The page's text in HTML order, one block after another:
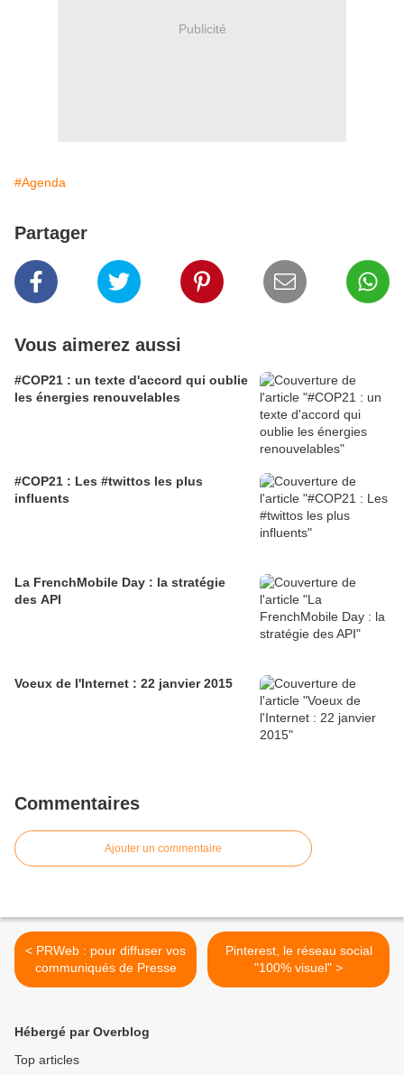
Publicité
#Agenda
Partager
Vous aimerez aussi
#COP21 : un texte d'accord qui oublie
les énergies renouvelables
#COP21 : Les #twittos les plus
influents
La FrenchMobile Day : la stratégie
des API
Voeux de l'Internet : 22 janvier 2015
Commentaires
Ajouter un commentaire
< PRWeb : pour diffuser vos
communiqués de Presse
Pinterest, le réseau social
"100% visuel" >
Hébergé par Overblog
Top articles